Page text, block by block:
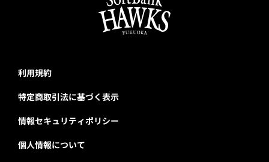
利用規約
特定商取引法に基づく表示
情報セキュリティポリシー
個人情報について